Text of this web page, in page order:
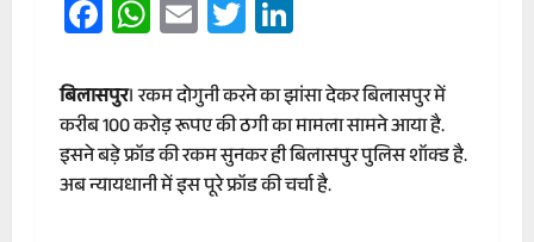
Facebook
WhatsApp
EmailTwitter
बिलासपुर। रकम दोगुनी करने का झांसा देकर बिलासपुर में
करीब 100 करोड़ रूपए की ठगी का मामला सामने आया है.
इसने बड़े फ्रॉड की रकम सुनकर ही बिलासपुर पुलिस शॉक्ड है.
अब न्यायधानी में इस पूरे फ्रॉड की चर्चा है.